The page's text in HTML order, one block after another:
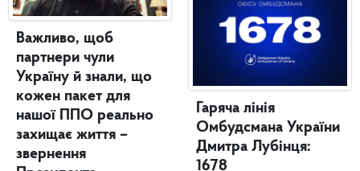
Важливо, щоб
партнери чули
Україну й знали, що
кожен пакет для
нашої ППО реально
захищає життя –
звернення
Гаряча лінія
Омбудсмана України
Дмитра Лубінця:
1678